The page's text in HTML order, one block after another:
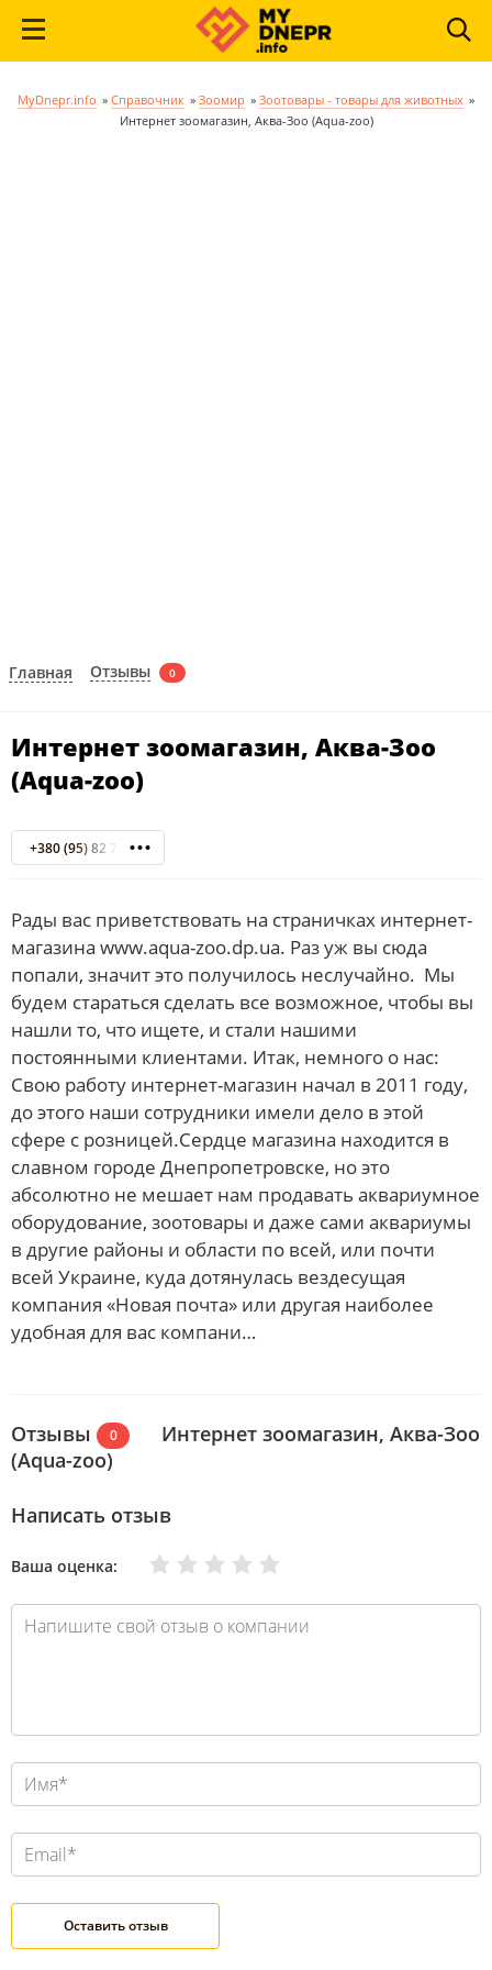
MyDnepr.info » Справочник » Зоомир » Зоотовары - товары для животных »
Интернет зоомагазин, Аква-Зоо (Aqua-zoo)
Главная Отзывы 0
Интернет зоомагазин, Аква-Зоо
(Aqua-zoo)
+380 (95) 82 70 234 С 9:00 ДО 18:00
Рады вас приветствовать на страничках интернет-
магазина www.aqua-zoo.dp.ua. Раз уж вы сюда
попали, значит это получилось неслучайно. Мы
будем стараться сделать все возможное, чтобы вы
нашли то, что ищете, и стали нашими
постоянными клиентами. Итак, немного о нас:
Свою работу интернет-магазин начал в 2011 году,
до этого наши сотрудники имели дело в этой
сфере с розницей.Сердце магазина находится в
славном городе Днепропетровске, но это
абсолютно не мешает нам продавать аквариумное
оборудование, зоотовары и даже сами аквариумы
в другие районы и области по всей, или почти
всей Украине, куда дотянулась вездесущая
компания «Новая почта» или другая наиболее
удобная для вас компани…
Отзывы 0
Интернет зоомагазин, Аква-Зоо
(Aqua-zoo)
Написать отзыв
Ваша оценка: Отлично
Хорошо
Нормально
Плохо
Очень плохо